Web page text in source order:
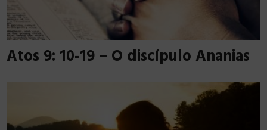
Atos 9: 10-19 – O discípulo Ananias